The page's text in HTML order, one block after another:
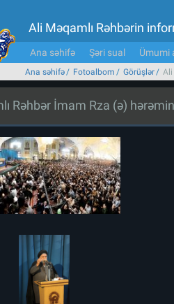
Ali Məqamlı Rəhbərin
Ana səhifə Şəri sual Ümumi
Ana səhifə Fotoalbom Görüşlər Ali
Rəhbər İmam Rza (ə)